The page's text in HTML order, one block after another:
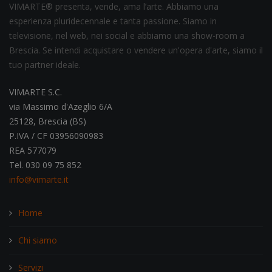
VIMARTE® presenta, vende, ama l’arte. Abbiamo una
esperienza pluridecennale e tanta passione. Siamo in
televisione, nel web, nei social e abbiamo una show-room a
Brescia. Se intendi acquistare o vendere un'opera d'arte, siamo il
tuo partner ideale.
VIMARTE S.C.
via Massimo d'Azeglio 6/A
25128, Brescia (BS)
P.IVA / CF 03956090983
REA 577079
Tel. 030 09 75 852
info@vimarte.it
Home
Chi siamo
Servizi